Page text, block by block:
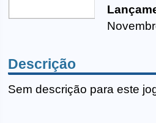
Descrição
Sem descrição para este